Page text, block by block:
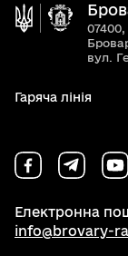
07400,
вул.
Гаряча лінія
Електронна
info@brovary-